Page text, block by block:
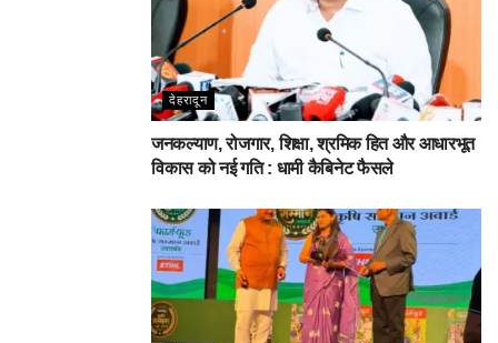
देहरादून
जनकल्याण, रोजगार, शिक्षा, श्रमिक हित और आधारभूत
विकास को नई गति : धामी कैबिनेट फैसले